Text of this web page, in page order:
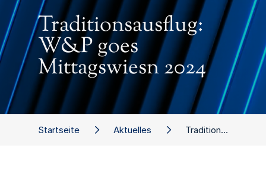
Startseite Aktuelles Traditionsausflug: W&P goes Mittagswiesn 2024
Traditionsausflug:
W&P goes
Mittagswiesn 2024